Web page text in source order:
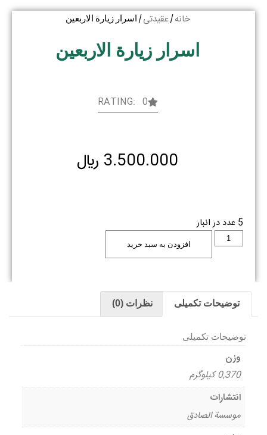
خانه/ عقیدتی/ اسرار زیارة الاربعین
اسرار زیارة الاربعین
RATING: 0
3.500.000 ﷼
5 عدد در انبار
افزودن به سبد خرید
توضیحات تکمیلی نظرات (0)
توضیحات تکمیلی
وزن
0,370 کیلوگرم
انتشارات
موسسة الصادق